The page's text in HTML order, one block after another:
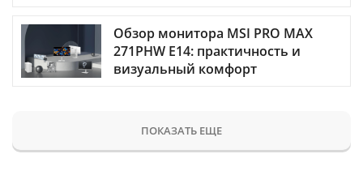
Обзор монитора MSI PRO MAX
271PHW E14: практичность и
визуальный комфорт
ПОКАЗАТЬ ЕЩЕ